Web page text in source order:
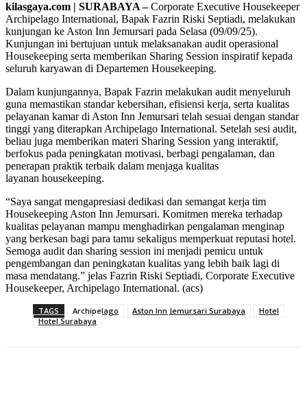
kilasgaya.com | SURABAYA –Corporate Executive Housekeeper
Archipelago International, Bapak Fazrin Riski Septiadi, melakukan
kunjungan ke Aston Inn Jemursari pada Selasa (09/09/25).
Kunjungan ini bertujuan untuk melaksanakan audit operasional
Housekeeping serta memberikan Sharing Session inspiratif kepada
seluruh karyawan di Departemen Housekeeping.
Dalam kunjungannya, Bapak Fazrin melakukan audit menyeluruh
guna memastikan standar kebersihan, efisiensi kerja, serta kualitas
pelayanan kamar di Aston Inn Jemursari telah sesuai dengan standar
tinggi yang diterapkan Archipelago International. Setelah sesi audit,
beliau juga memberikan materi Sharing Session yang interaktif,
berfokus pada peningkatan motivasi, berbagi pengalaman, dan
penerapan praktik terbaik dalam menjaga kualitas
layanan housekeeping.
“Saya sangat mengapresiasi dedikasi dan semangat kerja tim
Housekeeping Aston Inn Jemursari. Komitmen mereka terhadap
kualitas pelayanan mampu menghadirkan pengalaman menginap
yang berkesan bagi para tamu sekaligus memperkuat reputasi hotel.
Semoga audit dan sharing session ini menjadi pemicu untuk
pengembangan dan peningkatan kualitas yang lebih baik lagi di
masa mendatang.” jelas Fazrin Riski Septiadi, Corporate Executive
Housekeeper, Archipelago International. (acs)
TAGS Archipelago Aston Inn Jemursari Surabaya
Hotel
Hotel Surabaya